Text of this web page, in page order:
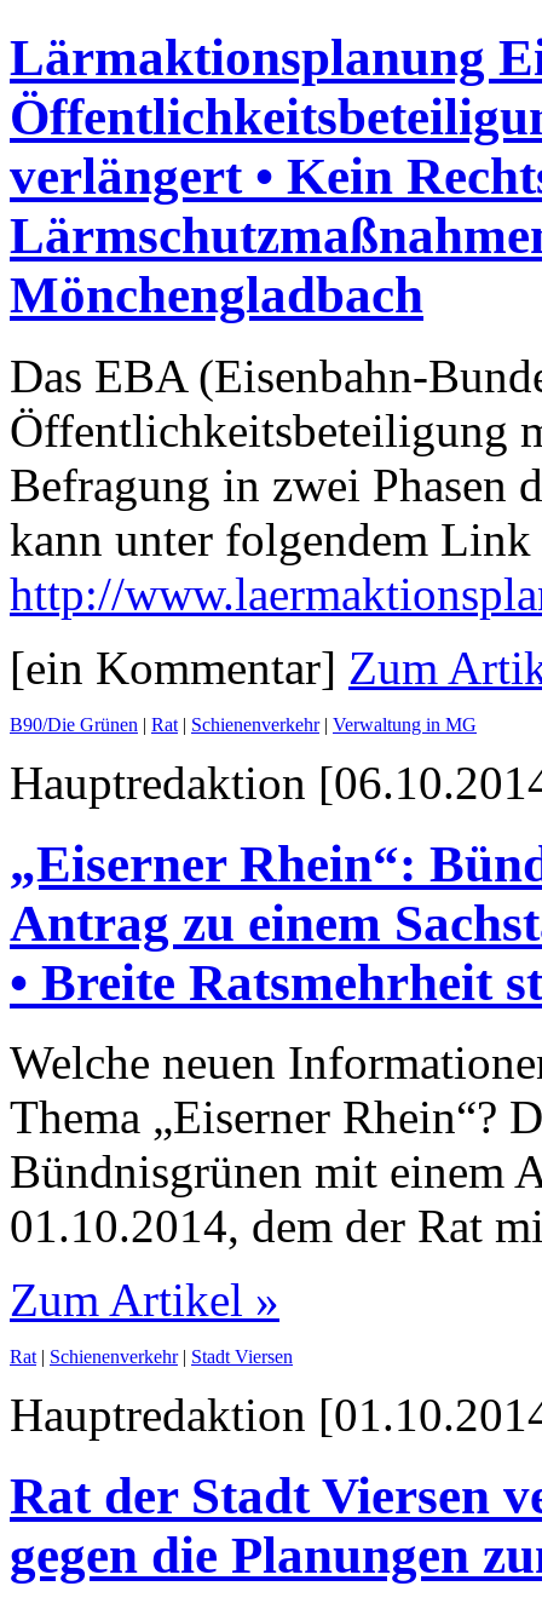
Lärmaktionsplanung
verlängert • Kein
Mönchengladbach
Das EBA (Eisenbahn-
Öffentlichkeitsbeteiligung
Befragung in zwei Phasen
kann unter folgendem
http://
[ein Kommentar] Zum
B90/Die Grünen | Rat | Schienenverkehr| Verwaltung in MG
Hauptredaktion
„Eiserner Rhein“:
Antrag zu einem
• Breite Ratsmehrheit
Welche neuen
Thema „Eiserner Rhein“?
Bündnisgrünen mit einem
01.10.2014, dem der Rat
Zum Artikel »
Rat| Schienenverkehr| Stadt Viersen
Hauptredaktion
Rat der Stadt Viersen
gegen die Planungen